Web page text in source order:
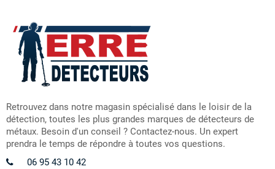
Retrouvez dans notre magasin spécialisé dans le loisir de la
détection, toutes les plus grandes marques de détecteurs de
métaux. Besoin d'un conseil ? Contactez-nous. Un expert
prendra le temps de répondre à toutes vos questions.
06 95 43 10 42